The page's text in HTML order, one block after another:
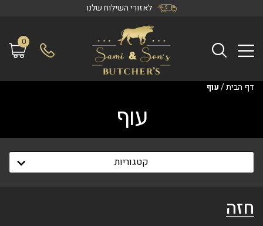
לאזורי השילוח שלנו
0
דף הבית/עוף
עוף
קטגוריות
חזה